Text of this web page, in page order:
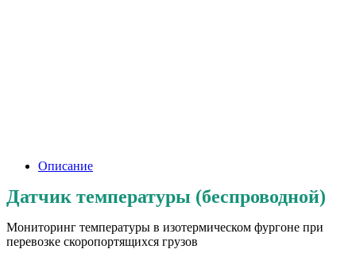
Описание
Датчик температуры (беспроводной)
Мониторинг температуры в изотермическом фургоне при
перевозке скоропортящихся грузов